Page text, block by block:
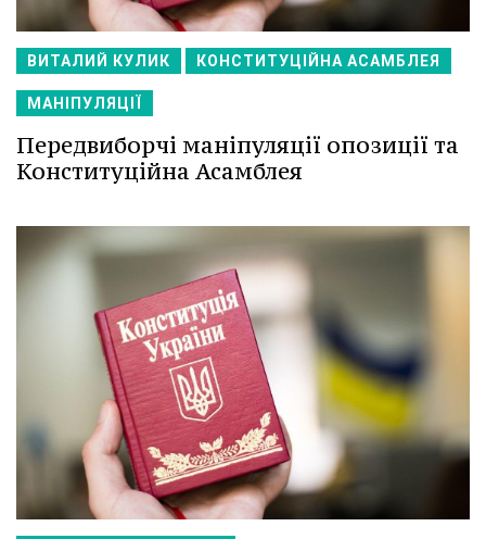
ВИТАЛИЙ КУЛИК КОНСТИТУЦІЙНА АСАМБЛЕЯ
МАНІПУЛЯЦІЇ
Передвиборчі маніпуляції опозиції та
Конституційна Асамблея